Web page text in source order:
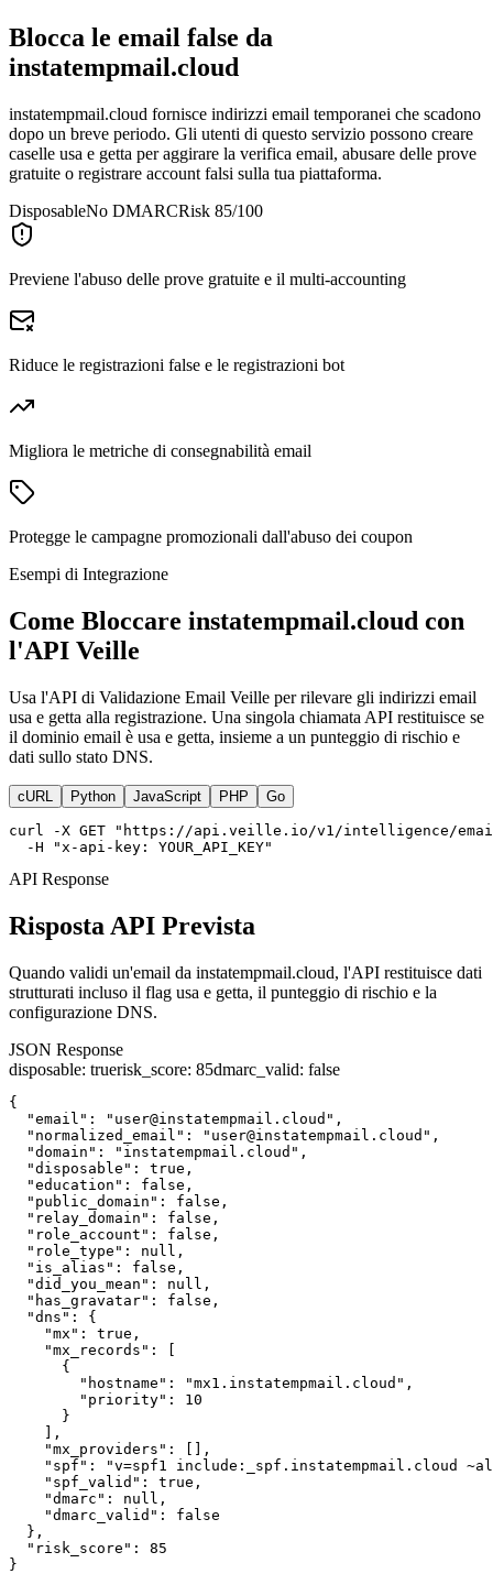
Blocca le email false da
instatempmail.cloud
instatempmail.cloud fornisce indirizzi email temporanei che scadono
dopo un breve periodo. Gli utenti di questo servizio possono creare
caselle usa e getta per aggirare la verifica email, abusare delle prove
gratuite o registrare account falsi sulla tua piattaforma.
DisposableNo DMARCRisk 85/100
Previene l'abuso delle prove gratuite e il multi-accounting
Riduce le registrazioni false e le registrazioni bot
Migliora le metriche di consegnabilità email
Protegge le campagne promozionali dall'abuso dei coupon
Esempi di Integrazione
Come Bloccare instatempmail.cloud con
l'API Veille
Usa l'API di Validazione Email Veille per rilevare gli indirizzi email
usa e getta alla registrazione. Una singola chiamata API restituisce se
il dominio email è usa e getta, insieme a un punteggio di rischio e
dati sullo stato DNS.
cURL Python JavaScript PHP Go
curl -X GET "https://api.veille.io/v1/intelligence/
  -H "x-api-key: YOUR_API_KEY"
API Response
Risposta API Prevista
Quando validi un'email da instatempmail.cloud, l'API restituisce dati
strutturati incluso il flag usa e getta, il punteggio di rischio e la
configurazione DNS.
JSON Response
disposable: truerisk_score: 85dmarc_valid: false
{
  "email": "user@instatempmail.cloud",
  "normalized_email": "user@instatempmail.cloud",
  "domain": "instatempmail.cloud",
  "disposable": true,
  "education": false,
  "public_domain": false,
  "relay_domain": false,
  "role_account": false,
  "role_type": null,
  "is_alias": false,
  "did_you_mean": null,
  "has_gravatar": false,
  "dns": {
    "mx": true,
    "mx_records": [
      {
        "hostname": "mx1.instatempmail.cloud",
        "priority": 10
      }
    ],
    "mx_providers": [],
"spf": "v=spf1 include:_spf.instatempmail.cloud
    "spf_valid": true,
    "dmarc": null,
    "dmarc_valid": false
  },
  "risk_score": 85
}